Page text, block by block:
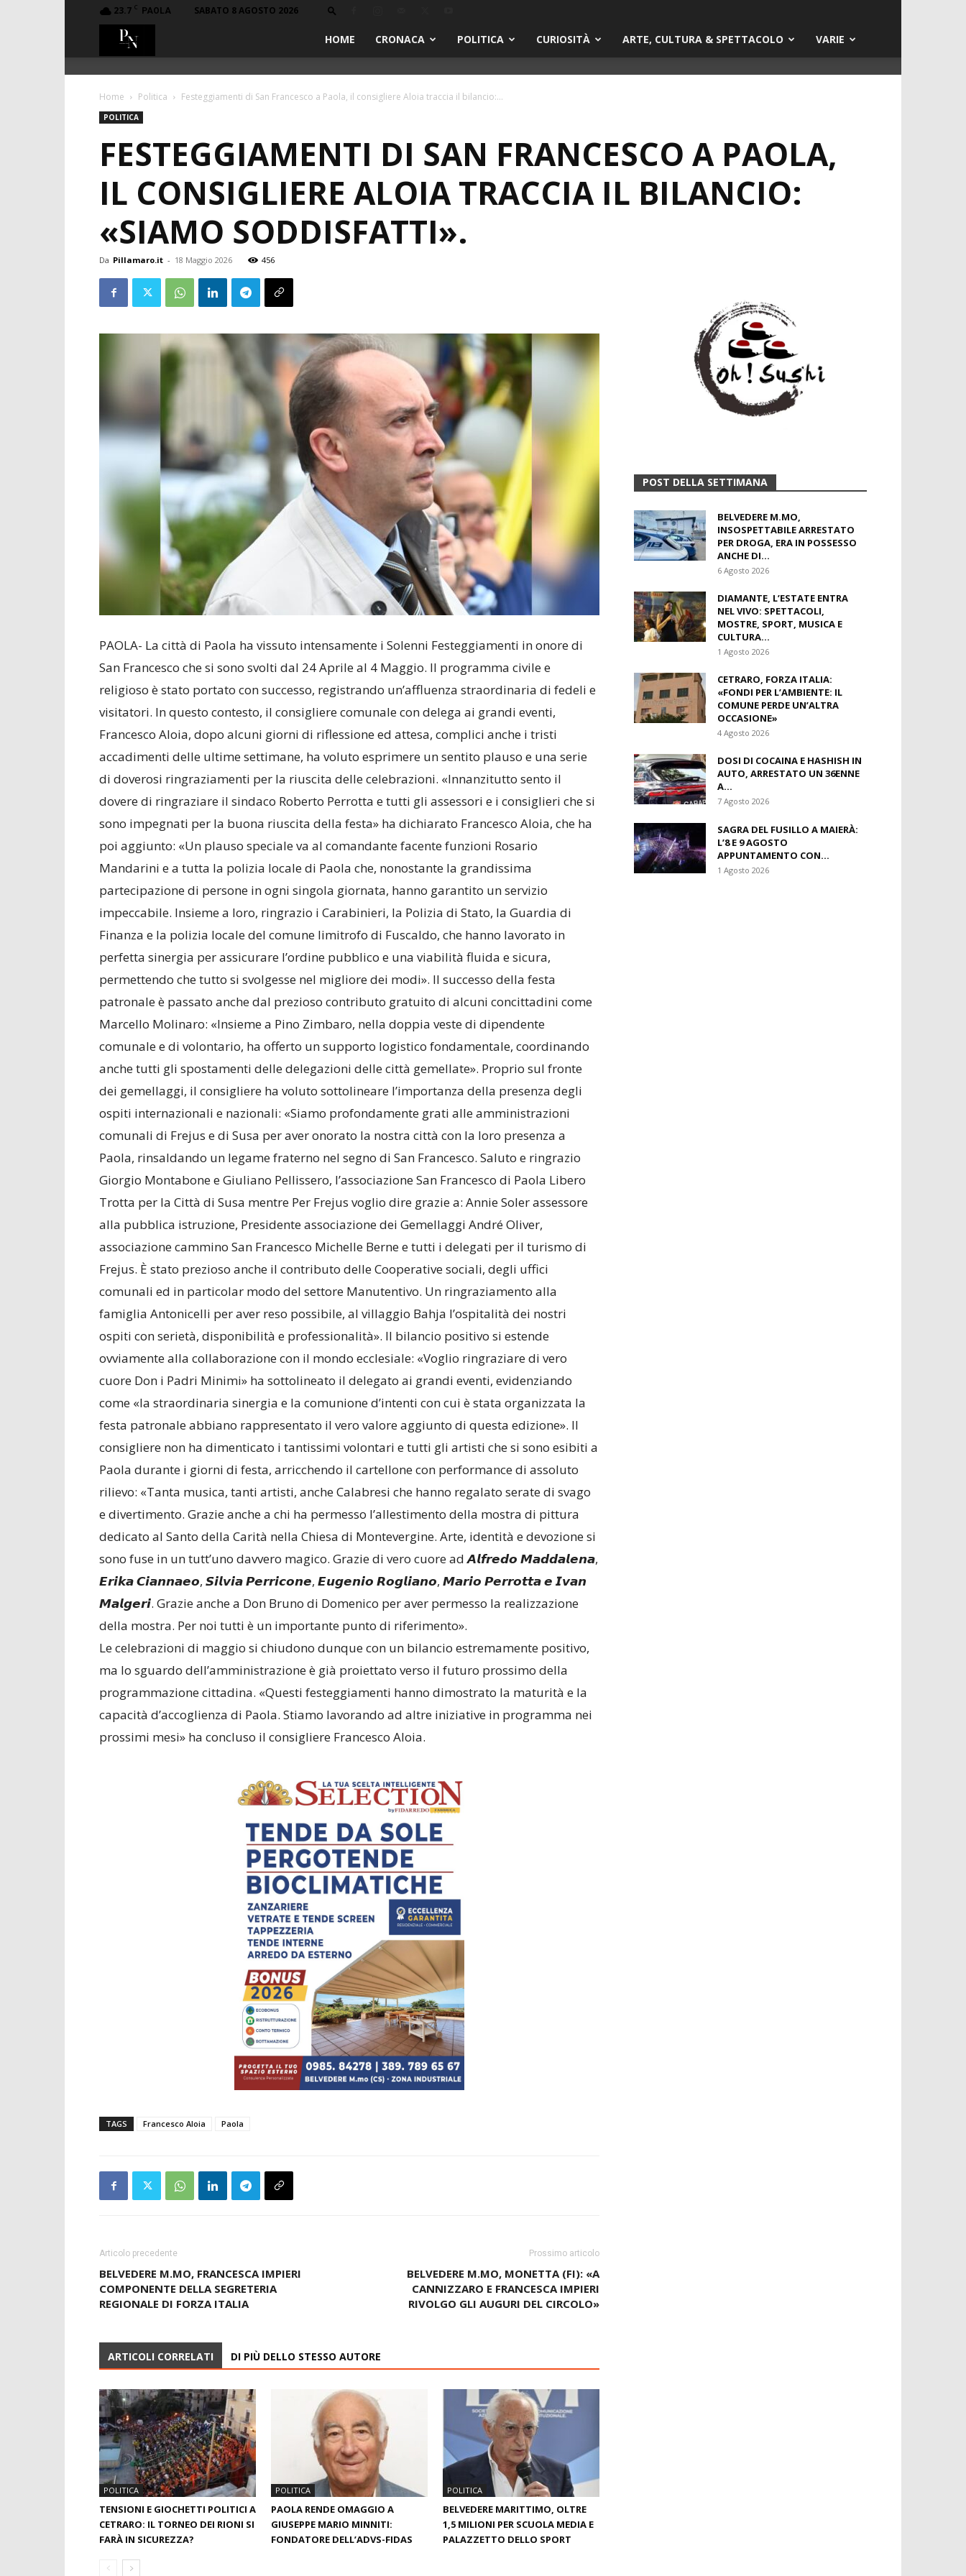
23.7 C PAOLA SABATO 8 AGOSTO 2026
HOME CRONACA POLITICA CURIOSITÀ ARTE, CULTURA & SPETTACOLO VARIE
Home Politica Festeggiamenti di San Francesco a Paola, il consigliere Aloia traccia il bilancio:...
POLITICA
FESTEGGIAMENTI DI SAN FRANCESCO A PAOLA,
IL CONSIGLIERE ALOIA TRACCIA IL BILANCIO:
«SIAMO SODDISFATTI».
Da Pillamaro.it - 18 Maggio 2026 456
PAOLA- La città di Paola ha vissuto intensamente i Solenni Festeggiamenti in onore di
San Francesco che si sono svolti dal 24 Aprile al 4 Maggio. Il programma civile e
religioso è stato portato con successo, registrando un’affluenza straordinaria di fedeli e
visitatori. In questo contesto, il consigliere comunale con delega ai grandi eventi,
Francesco Aloia, dopo alcuni giorni di riflessione ed attesa, complici anche i tristi
accadimenti delle ultime settimane, ha voluto esprimere un sentito plauso e una serie
di doverosi ringraziamenti per la riuscita delle celebrazioni. «Innanzitutto sento il
dovere di ringraziare il sindaco Roberto Perrotta e tutti gli assessori e i consiglieri che si
sono impegnati per la buona riuscita della festa» ha dichiarato Francesco Aloia, che ha
poi aggiunto: «Un plauso speciale va al comandante facente funzioni Rosario
Mandarini e a tutta la polizia locale di Paola che, nonostante la grandissima
partecipazione di persone in ogni singola giornata, hanno garantito un servizio
impeccabile. Insieme a loro, ringrazio i Carabinieri, la Polizia di Stato, la Guardia di
Finanza e la polizia locale del comune limitrofo di Fuscaldo, che hanno lavorato in
perfetta sinergia per assicurare l’ordine pubblico e una viabilità fluida e sicura,
permettendo che tutto si svolgesse nel migliore dei modi». Il successo della festa
patronale è passato anche dal prezioso contributo gratuito di alcuni concittadini come
Marcello Molinaro: «Insieme a Pino Zimbaro, nella doppia veste di dipendente
comunale e di volontario, ha offerto un supporto logistico fondamentale, coordinando
anche tutti gli spostamenti delle delegazioni delle città gemellate». Proprio sul fronte
dei gemellaggi, il consigliere ha voluto sottolineare l’importanza della presenza degli
ospiti internazionali e nazionali: «Siamo profondamente grati alle amministrazioni
comunali di Frejus e di Susa per aver onorato la nostra città con la loro presenza a
Paola, rinsaldando un legame fraterno nel segno di San Francesco. Saluto e ringrazio
Giorgio Montabone e Giuliano Pellissero, l’associazione San Francesco di Paola Libero
Trotta per la Città di Susa mentre Per Frejus voglio dire grazie a: Annie Soler assessore
alla pubblica istruzione, Presidente associazione dei Gemellaggi André Oliver,
associazione cammino San Francesco Michelle Berne e tutti i delegati per il turismo di
Frejus. È stato prezioso anche il contributo delle Cooperative sociali, degli uffici
comunali ed in particolar modo del settore Manutentivo. Un ringraziamento alla
famiglia Antonicelli per aver reso possibile, al villaggio Bahja l’ospitalità dei nostri
ospiti con serietà, disponibilità e professionalità». Il bilancio positivo si estende
ovviamente alla collaborazione con il mondo ecclesiale: «Voglio ringraziare di vero
cuore Don i Padri Minimi» ha sottolineato il delegato ai grandi eventi, evidenziando
come «la straordinaria sinergia e la comunione d’intenti con cui è stata organizzata la
festa patronale abbiano rappresentato il vero valore aggiunto di questa edizione». Il
consigliere non ha dimenticato i tantissimi volontari e tutti gli artisti che si sono esibiti a
Paola durante i giorni di festa, arricchendo il cartellone con performance di assoluto
rilievo: «Tanta musica, tanti artisti, anche Calabresi che hanno regalato serate di svago
e divertimento. Grazie anche a chi ha permesso l’allestimento della mostra di pittura
dedicato al Santo della Carità nella Chiesa di Montevergine. Arte, identità e devozione si
sono fuse in un tutt’uno davvero magico. Grazie di vero cuore ad 𝘼𝙡𝙛𝙧𝙚𝙙𝙤 𝙈𝙖𝙙𝙙𝙖𝙡𝙚𝙣𝙖,
𝙀𝙧𝙞𝙠𝙖 𝘾𝙞𝙖𝙣𝙣𝙖𝙚𝙤, 𝙎𝙞𝙡𝙫𝙞𝙖 𝙋𝙚𝙧𝙧𝙞𝙘𝙤𝙣𝙚, 𝙀𝙪𝙜𝙚𝙣𝙞𝙤 𝙍𝙤𝙜𝙡𝙞𝙖𝙣𝙤, 𝙈𝙖𝙧𝙞𝙤 𝙋𝙚𝙧𝙧𝙤𝙩𝙩𝙖 𝙚 𝙄𝙫𝙖𝙣
𝙈𝙖𝙡𝙜𝙚𝙧𝙞. Grazie anche a Don Bruno di Domenico per aver permesso la realizzazione
della mostra. Per noi tutti è un importante punto di riferimento».
Le celebrazioni di maggio si chiudono dunque con un bilancio estremamente positivo,
ma lo sguardo dell’amministrazione è già proiettato verso il futuro prossimo della
programmazione cittadina. «Questi festeggiamenti hanno dimostrato la maturità e la
capacità d’accoglienza di Paola. Stiamo lavorando ad altre iniziative in programma nei
prossimi mesi» ha concluso il consigliere Francesco Aloia.
TAGS Francesco Aloia Paola
Articolo precedente
BELVEDERE M.MO, FRANCESCA IMPIERI
COMPONENTE DELLA SEGRETERIA
REGIONALE DI FORZA ITALIA
Prossimo articolo
BELVEDERE M.MO, MONETTA (FI): «A
CANNIZZARO E FRANCESCA IMPIERI
RIVOLGO GLI AUGURI DEL CIRCOLO»
ARTICOLI CORRELATI DI PIÙ DELLO STESSO AUTORE
POLITICA
TENSIONI E GIOCHETTI POLITICI A
CETRARO: IL TORNEO DEI RIONI SI
FARÀ IN SICUREZZA?
POLITICA
PAOLA RENDE OMAGGIO A
GIUSEPPE MARIO MINNITI:
FONDATORE DELL’ADVS-FIDAS
POLITICA
BELVEDERE MARITTIMO, OLTRE
1,5 MILIONI PER SCUOLA MEDIA E
PALAZZETTO DELLO SPORT
POST DELLA SETTIMANA
BELVEDERE M.MO,
INSOSPETTABILE ARRESTATO
PER DROGA, ERA IN POSSESSO
ANCHE DI...
6 Agosto 2026
DIAMANTE, L’ESTATE ENTRA
NEL VIVO: SPETTACOLI,
MOSTRE, SPORT, MUSICA E
CULTURA...
1 Agosto 2026
CETRARO, FORZA ITALIA:
«FONDI PER L’AMBIENTE: IL
COMUNE PERDE UN’ALTRA
OCCASIONE»
DOSI DI COCAINA E HASHISH IN
AUTO, ARRESTATO UN 36ENNE
A...